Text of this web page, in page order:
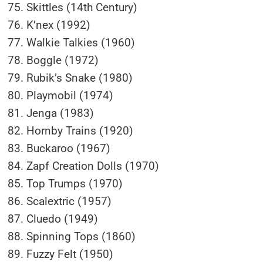
Skittles (14th Century)
K’nex (1992)
Walkie Talkies (1960)
Boggle (1972)
Rubik’s Snake (1980)
Playmobil (1974)
Jenga (1983)
Hornby Trains (1920)
Buckaroo (1967)
Zapf Creation Dolls (1970)
Top Trumps (1970)
Scalextric (1957)
Cluedo (1949)
Spinning Tops (1860)
Fuzzy Felt (1950)